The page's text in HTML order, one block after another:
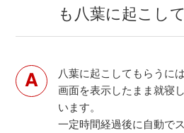
も八葉に起こし
八葉に起こしてもらうに
画面を表示したまま就寝
います。
一定時間経過後に自動で